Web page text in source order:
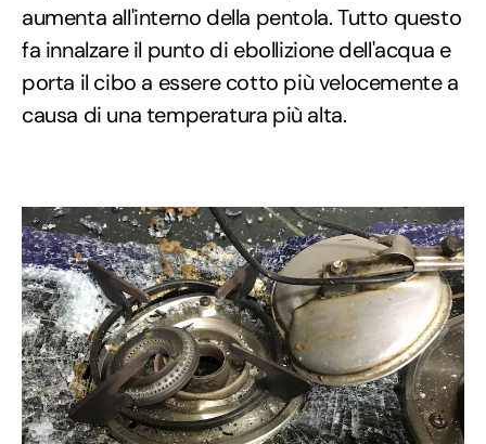
aumenta all'interno della pentola. Tutto questo
fa innalzare il punto di ebollizione dell'acqua e
porta il cibo a essere cotto più velocemente a
causa di una temperatura più alta.